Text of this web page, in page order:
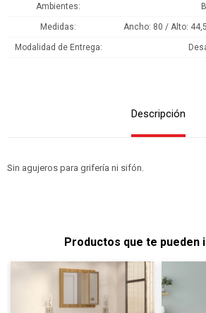
Ambientes
Medidas Ancho: 80 / Alto:
Modalidad de Entrega
Descripción
Sin agujeros para grifería ni sifón.
Productos que te pueden